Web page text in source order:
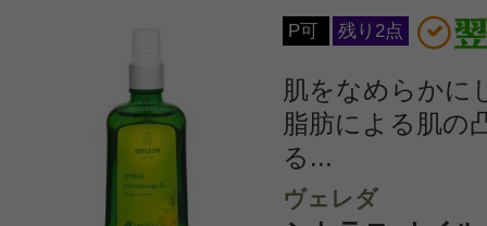
P可 残り2点
肌をなめらかに
脂肪による肌の
る...
ヴェレダ